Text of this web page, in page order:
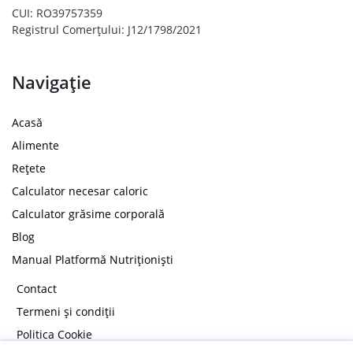
CUI: RO39757359
Registrul Comerțului: J12/1798/2021
Navigație
Acasă
Alimente
Rețete
Calculator necesar caloric
Calculator grăsime corporală
Blog
Manual Platformă Nutriționiști
Contact
Termeni și condiții
Politica Cookie